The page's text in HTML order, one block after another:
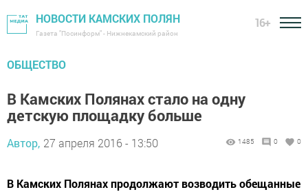
НОВОСТИ КАМСКИХ ПОЛЯН
Газета "Посинформ" - Нижнекамский район
16+
ОБЩЕСТВО
В Камских Полянах стало на одну
детскую площадку больше
Автор, 27 апреля 2016 - 13:50 1485 0 0
В Камских Полянах продолжают возводить обещанные